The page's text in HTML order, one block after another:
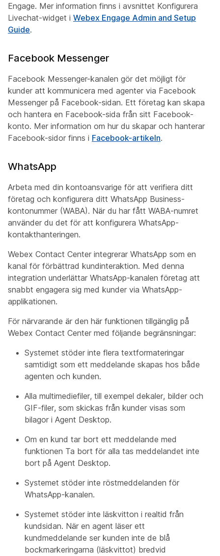
Engage. Mer information finns i avsnittet Konfigurera
Livechat-widget i Webex Engage Admin and Setup
Guide.
Facebook Messenger
Facebook Messenger-kanalen gör det möjligt för
kunder att kommunicera med agenter via Facebook
Messenger på Facebook-sidan. Ett företag kan skapa
och hantera en Facebook-sida från sitt Facebook-
konto. Mer information om hur du skapar och hanterar
Facebook-sidor finns i Facebook-artikeln.
WhatsApp
Arbeta med din kontoansvarige för att verifiera ditt
företag och konfigurera ditt WhatsApp Business-
kontonummer (WABA). När du har fått WABA-numret
använder du det för att konfigurera WhatsApp-
kontakthanteringen.
Webex Contact Center integrerar WhatsApp som en
kanal för förbättrad kundinteraktion. Med denna
integration underlättar WhatsApp-kanalen företag att
snabbt engagera sig med kunder via WhatsApp-
applikationen.
För närvarande är den här funktionen tillgänglig på
Webex Contact Center med följande begränsningar:
Systemet stöder inte flera textformateringar
samtidigt som ett meddelande skapas hos både
agenten och kunden.
Alla multimediefiler, till exempel dekaler, bilder och
GIF-filer, som skickas från kunder visas som
bilagor i Agent Desktop.
Om en kund tar bort ett meddelande med
funktionen Ta bort för alla tas meddelandet inte
bort på Agent Desktop.
Systemet stöder inte röstmeddelanden för
WhatsApp-kanalen.
Systemet stöder inte läskvitton i realtid från
kundsidan. När en agent läser ett
kundmeddelande ser kunden inte de blå
bockmarkeringarna (läskvittot) bredvid